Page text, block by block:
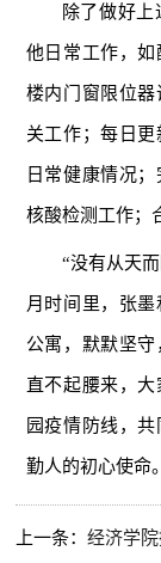
除了做好
他日常工作，
楼内门窗限位
关工作；每日
日常健康情况
核酸检测工作；
“没有从天
月时间里，张
公寓，默默坚
直不起腰来，
园疫情防线，
勤人的初心使命。
上一条：经济学